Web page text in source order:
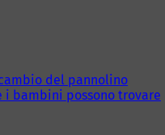
del pannolino
i bambini possono trovare